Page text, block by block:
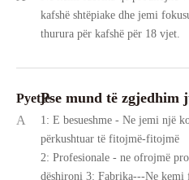
kafshë shtëpiake dhe jemi
thurura për kafshë për 18 vjet.
PyetjePse mund të zgjedhim
A
1: E besueshme - Ne jemi një
përkushtuar të fitojmë-fitojmë
2: Profesionale - ne ofrojmë
dëshironi 3: Fabrika---Ne kemi